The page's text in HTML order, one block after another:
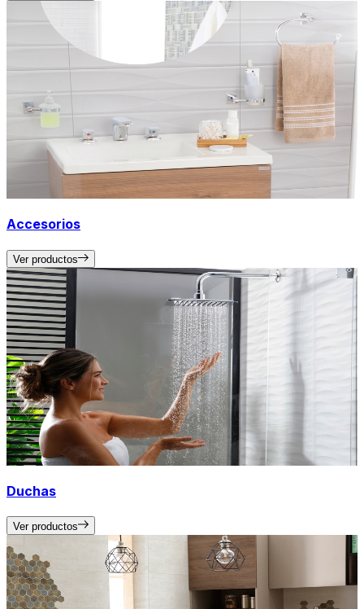
Accesorios
Ver productos
Duchas
Ver productos